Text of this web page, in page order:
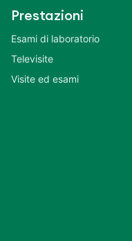
Prestazioni
Esami di laboratorio
Televisite
Visite ed esami